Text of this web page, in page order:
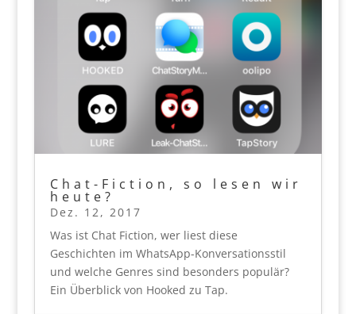
Chat-Fiction, so lesen wir
heute?
Dez. 12, 2017
Was ist Chat Fiction, wer liest diese
Geschichten im WhatsApp-Konversationsstil
und welche Genres sind besonders populär?
Ein Überblick von Hooked zu Tap.